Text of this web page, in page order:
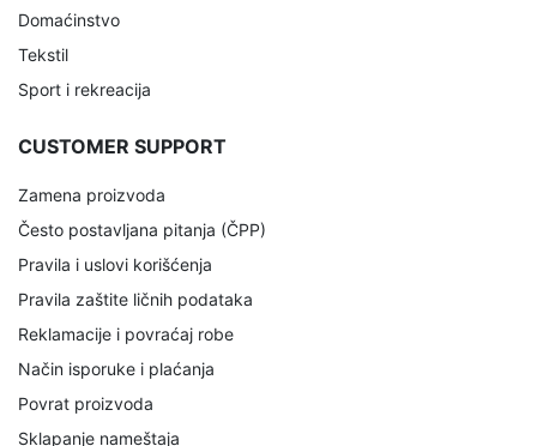
Domaćinstvo
Tekstil
Sport i rekreacija
CUSTOMER SUPPORT
Zamena proizvoda
Često postavljana pitanja (ČPP)
Pravila i uslovi korišćenja
Pravila zaštite ličnih podataka
Reklamacije i povraćaj robe
Način isporuke i plaćanja
Povrat proizvoda
Sklapanje nameštaja